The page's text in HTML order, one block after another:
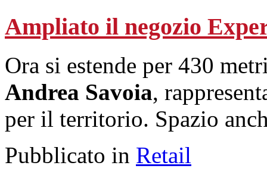
Ampliato il negozio
Ora si estende per 430
Andrea Savoia,
per il territorio. Spazio
Pubblicato in Retail